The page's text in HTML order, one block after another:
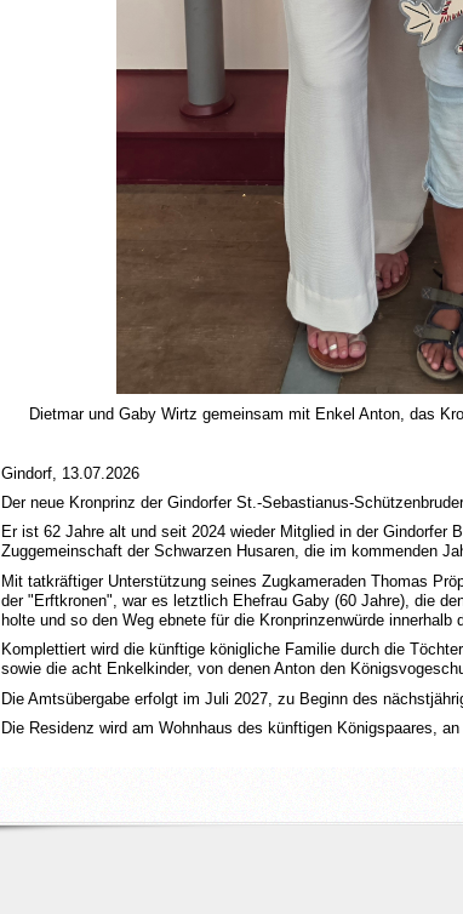
Dietmar und Gaby Wirtz gemeinsam mit Enkel Anton, das
Gindorf, 13.07.2026
Der neue Kronprinz der Gindorfer St.-Sebastianus-
Er ist 62 Jahre alt und seit 2024 wieder Mitglied in der Gindorfer
Zuggemeinschaft der Schwarzen Husaren, die im kommenden
Mit tatkräftiger Unterstützung seines Zugkameraden Thomas
der "Erftkronen", war es letztlich Ehefrau Gaby (60 Jahre), die
holte und so den Weg ebnete für die Kronprinzenwürde innerhalb
Komplettiert wird die künftige königliche Familie durch die
sowie die acht Enkelkinder, von denen Anton den
Die Amtsübergabe erfolgt im Juli 2027, zu Beginn des
Die Residenz wird am Wohnhaus des künftigen Königspaares,